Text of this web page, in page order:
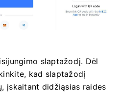
slaptažodį. Dėl
kad slaptažodį
įskaitant didžiąsias raides